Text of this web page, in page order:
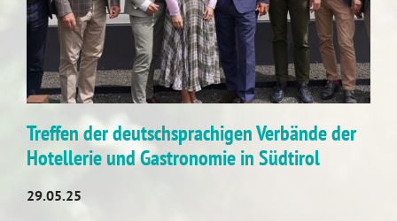
Treffen der deutschsprachigen Verbände der
Hotellerie und Gastronomie in Südtirol
29.05.25